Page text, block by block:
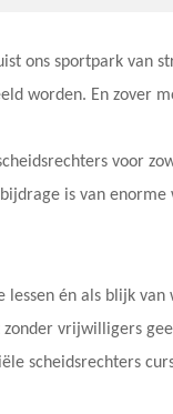
ons sportpark van
worden. En zover
voor
is van enorme
én als blijk
vrijwilligers
scheidsrechters